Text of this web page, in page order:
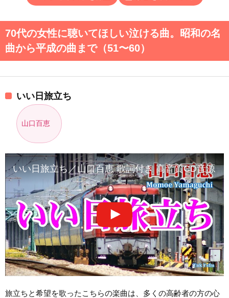
70代の女性に聴いてほしい泣ける曲。昭和の名
曲から平成の曲まで（51〜60）
いい日旅立ち
山口百恵
いい日旅立ち／山口百恵 歌詞付き 高音質CD音源
旅立ちと希望を歌ったこちらの楽曲は、多くの高齢者の方の心